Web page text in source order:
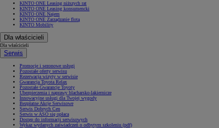
KINTO ONE Leasing niższych rat
KINTO ONE Leasing konsumencki
KINTO ONE Najem
KINTO ONE Zarządzanie flotą
KINTO Mobility
Dla właścicieli
Dla właścicieli
Serwis
Promocje i sezonowe usługi
Pozostałe oferty serwisu
Rezerwacja wizyty w serwisie
Gwarancja Toyota Relax
Pozostałe Gwarancje Toyoty
Ubezpieczenia i naprawy blacharsko-lakiernicze
Innowacyjne usługi dla Twojej wygody
Bezpłatne Akcje Serwisowe
Serwis Dobrych Cen
Serwis w ASO się opłaca
Dostęp do informacji serwisowych
Wykaz wydanych zaświadczeń o odbytym szkoleniu (pdf)